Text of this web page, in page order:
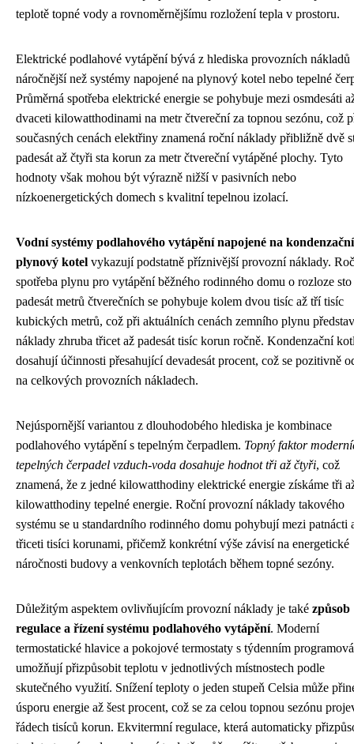
teplotě topné vody a rovnoměrnějšímu rozložení tepla v prostoru.
Elektrické podlahové vytápění bývá z hlediska provozních nákladů
náročnější než systémy napojené na plynový kotel nebo tepelné
Průměrná spotřeba elektrické energie se pohybuje mezi osmdesáti
dvaceti kilowatthodinami na metr čtvereční za topnou sezónu, což
současných cenách elektřiny znamená roční náklady přibližně dvě
padesát až čtyři sta korun za metr čtvereční vytápěné plochy. Tyto
hodnoty však mohou být výrazně nižší v pasivních nebo
nízkoenergetických domech s kvalitní tepelnou izolací.
Vodní systémy podlahového vytápění napojené na kondenzační
plynový kotel vykazují podstatně příznivější provozní náklady.
spotřeba plynu pro vytápění běžného rodinného domu o rozloze sto
padesát metrů čtverečních se pohybuje kolem dvou tisíc až tří tisíc
kubických metrů, což při aktuálních cenách zemního plynu
náklady zhruba třicet až padesát tisíc korun ročně. Kondenzační
dosahují účinnosti přesahující devadesát procent, což se pozitivně
na celkových provozních nákladech.
Nejúspornější variantou z dlouhodobého hlediska je kombinace
podlahového vytápění s tepelným čerpadlem. Topný faktor
tepelných čerpadel vzduch-voda dosahuje hodnot tři až čtyři, což
znamená, že z jedné kilowatthodiny elektrické energie získáme tři
kilowatthodiny tepelné energie. Roční provozní náklady takového
systému se u standardního rodinného domu pohybují mezi patnácti
třiceti tisíci korunami, přičemž konkrétní výše závisí na energetické
náročnosti budovy a venkovních teplotách během topné sezóny.
Důležitým aspektem ovlivňujícím provozní náklady je také způsob
regulace a řízení systému podlahového vytápění. Moderní
termostatické hlavice a pokojové termostaty s týdenním
umožňují přizpůsobit teplotu v jednotlivých místnostech podle
skutečného využití. Snížení teploty o jeden stupeň Celsia může
úsporu energie až šest procent, což se za celou topnou sezónu
řádech tisíců korun. Ekvitermní regulace, která automaticky